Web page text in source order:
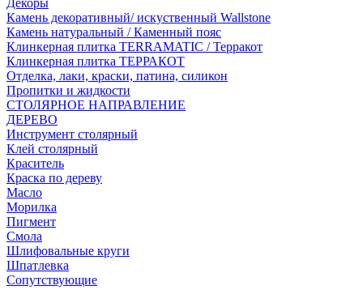
Декоры
Камень декоративный/ искуственный Wallstone
Камень натуральный / Каменный пояс
Клинкерная плитка TERRAMATIC / Терракот
Клинкерная плитка ТЕРРАКОТ
Отделка, лаки, краски, патина, силикон
Пропитки и жидкости
СТОЛЯРНОЕ НАПРАВЛЕНИЕ
ДЕРЕВО
Инструмент столярный
Клей столярный
Краситель
Краска по дереву
Масло
Морилка
Пигмент
Смола
Шлифовальные круги
Шпатлевка
Сопутствующие